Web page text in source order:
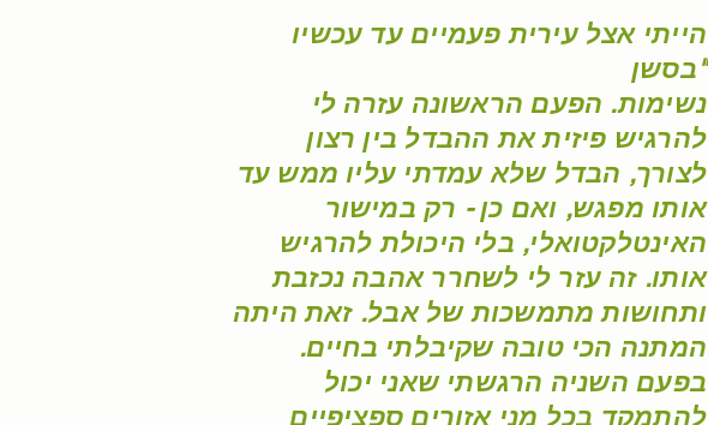
הייתי אצל עירית פעמיים עד עכשיו
בסשן"
נשימות. הפעם הראשונה עזרה לי
להרגיש פיזית את ההבדל בין רצון
לצורך, הבדל שלא עמדתי עליו ממש עד
אותו מפגש, ואם כן - רק במישור
האינטלקטואלי, בלי היכולת להרגיש
אותו. זה עזר לי לשחרר אהבה נכזבת
ותחושות מתמשכות של אבל. זאת היתה
המתנה הכי טובה שקיבלתי בחיים.
בפעם השניה הרגשתי שאני יכול
להתמקד בכל מני אזורים ספציפיים